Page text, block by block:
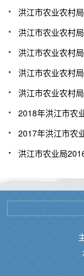
洪江市农业农村
洪江市农业农村
洪江市农业农村
洪江市农业农村
洪江市农业农村
2018年洪江市农
2017年洪江市农
洪江市农业局